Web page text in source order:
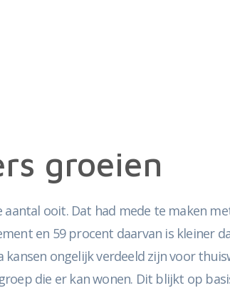
groeien
aantal ooit. Dat had mede te maken
en 59 procent daarvan is kleiner
ongelijk verdeeld zijn voor
die er kan wonen. Dit blijkt op